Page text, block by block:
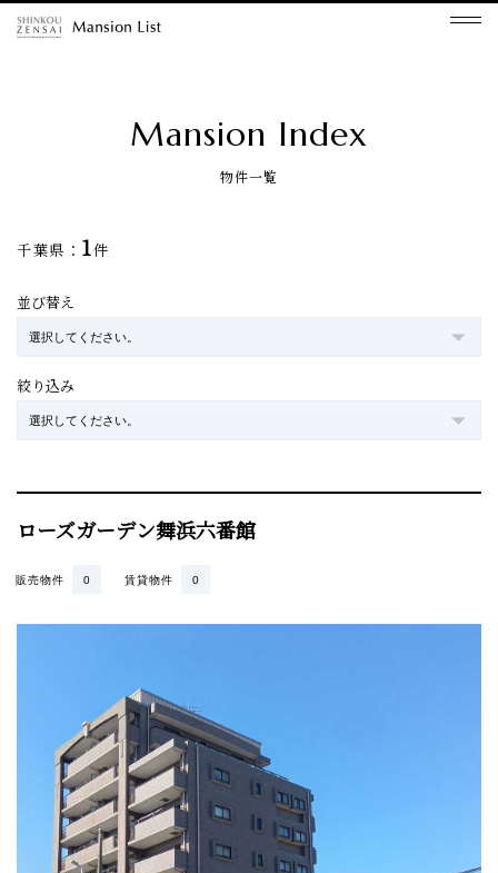
Mansion Index
物件一覧
千葉県： 1件
並び替え
絞り込み
ローズガーデン舞浜六番館
賃貸物件 0
販売物件 0